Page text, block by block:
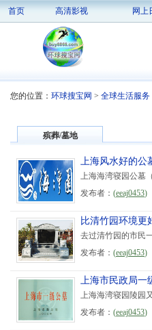
首页 高清影视 网上
您的位置： 环球搜宝网 > 全球生活服务
殡葬/墓地
上海风水好的公
上海海湾寝园公墓
发布者： (eeaj0453)
比清竹园环境更
去过清竹园的市民
发布者： (eeaj0453)
上海市民政局一
上海海湾寝园陵园
发布者： (eeaj0453)